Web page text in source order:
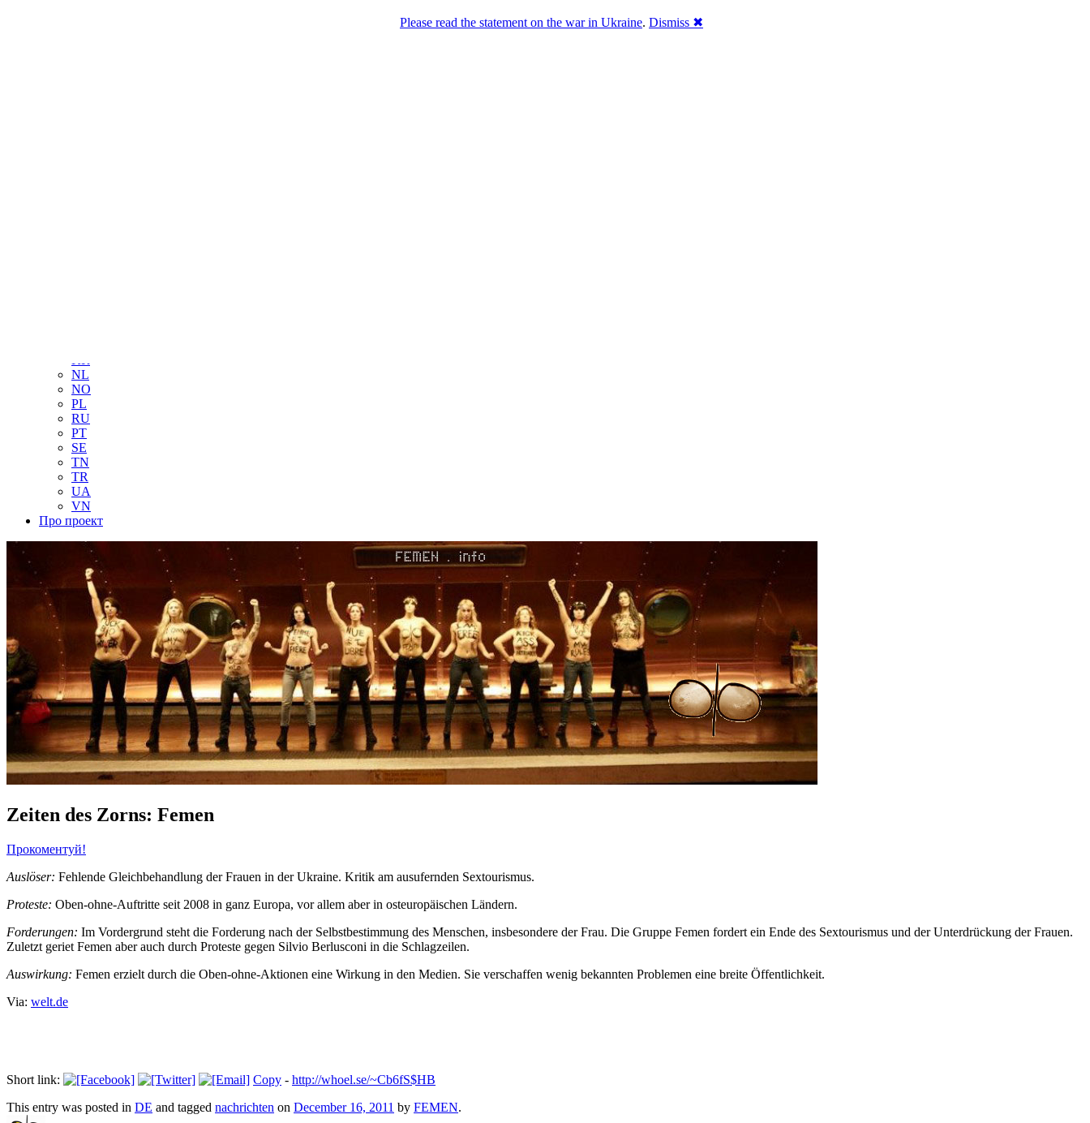
KR
NL
NO
PL
RU
PT
SE
TN
TR
UA
VN
Про проект
Zeiten des Zorns: Femen
Прокоментуй!
Auslöser: Fehlende Gleichbehandlung der Frauen in der Ukraine. Kritik am ausufernden Sextourismus.
Proteste: Oben-ohne-Auftritte seit 2008 in ganz Europa, vor allem aber in osteuropäischen Ländern.
Forderungen: Im Vordergrund steht die Forderung nach der Selbstbestimmung des Menschen, insbesondere der Frau. Die Gruppe Femen fordert ein Ende des Sextourismus und der Unterdrückung der Frauen.
Zuletzt geriet Femen aber auch durch Proteste gegen Silvio Berlusconi in die Schlagzeilen.
Auswirkung: Femen erzielt durch die Oben-ohne-Aktionen eine Wirkung in den Medien. Sie verschaffen wenig bekannten Problemen eine breite Öffentlichkeit.
Via: welt.de
Short link: Copy - http://whoel.se/~Cb6fS$HB
This entry was posted in DE and tagged nachrichten on December 16, 2011 by FEMEN.
Please read the statement on the war in Ukraine. Dismiss ✖